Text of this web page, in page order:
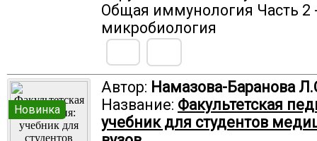
Общая иммунология Часть 2
микробиология
Новинка
Автор: Намазова-Баранова
Название: Факультетская
учебник для студентов